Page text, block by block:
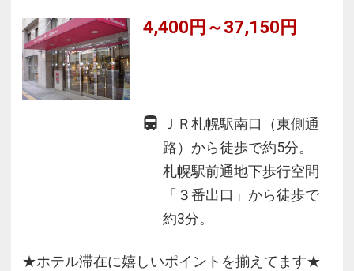
4,400円～37,150円
ＪＲ札幌駅南口（東側通
路）から徒歩で約5分。
札幌駅前通地下歩行空間
「３番出口」から徒歩で
約3分。
★ホテル滞在に嬉しいポイントを揃えてます★